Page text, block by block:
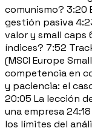
comunismo? 3:20
gestión pasiva
valor y small caps
índices? 7:52
(MSCI Europe
competencia en
y paciencia: el
20:05 La lección
una empresa
los límites del